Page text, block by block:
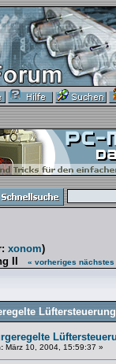
xonom)
II
« vorheriges nächstes
März 10, 2004, 15:59:37 »